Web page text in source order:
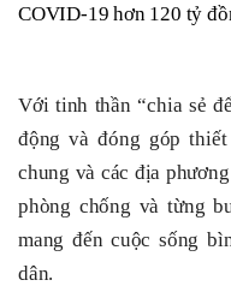
COVID-19 hơn 120 tỷ
Với tinh thần “chia sẻ
động và đóng góp
chung và các địa
phòng chống và từng
mang đến cuộc sống
dân.